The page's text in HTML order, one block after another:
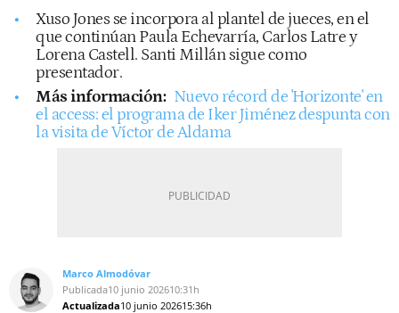
Xuso Jones se incorpora al plantel de jueces, en el
que continúan Paula Echevarría, Carlos Latre y
Lorena Castell. Santi Millán sigue como
presentador.
Más información: Nuevo récord de 'Horizonte' en
el access: el programa de Iker Jiménez despunta con
la visita de Víctor de Aldama
Marco Almodóvar
Publicada10 junio 202610:31h
Actualizada10 junio 202615:36h